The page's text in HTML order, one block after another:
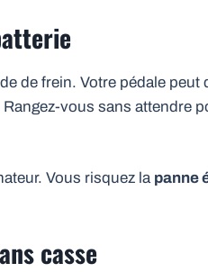
de frein. Votre pédale peut
Rangez-vous sans attendre
Vous risquez la panne
casse